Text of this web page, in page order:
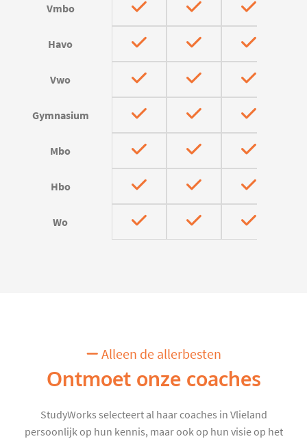
Vmbo
Havo
Vwo
Gymnasium
Mbo
Hbo
Wo
Alleen de allerbesten
Ontmoet onze coaches
StudyWorks selecteert al haar coaches in Vlieland
persoonlijk op hun kennis, maar ook op hun visie op het